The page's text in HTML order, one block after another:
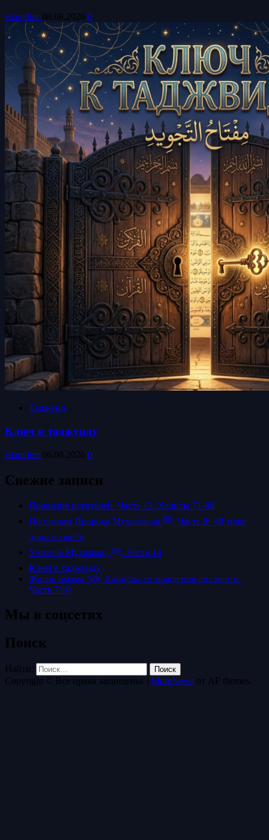
islamdinr 08.08.2026 0
Таджуид
Ключ к таджуиду
islamdinr 06.08.2026 0
Свежие записи
Провизия искателей. Часть 13: Хадисы 71-80
По стопам Пророка Мухаммада ﷺ. Часть 8: «Я тоже
один из вас!»
Учитель Мухаммад ﷺ. Часть 14
Ключ к таджуиду
Жизнь имама Абу Ханифы: от рождения до смерти.
Часть 7/10
Мы в соцсетях
Поиск
Найти:
Copyright © Все права защищены. | MoreNews от AF themes.